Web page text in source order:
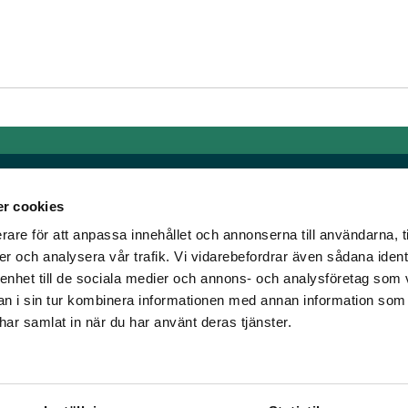
cookies
för att anpassa innehållet och annonserna till användarna,
och analysera vår trafik. Vi vidarebefordrar även sådana
till de sociala medier och annons- och analysföretag som
i sin tur kombinera informationen med annan information
samlat in när du har använt deras tjänster.
älskar trav!
vi skapat en
Länkar
Allmänna auktionsvillkor
Mobilvy